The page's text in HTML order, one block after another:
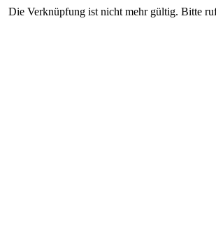
Die Verknüpfung ist nicht mehr gültig. Bitte